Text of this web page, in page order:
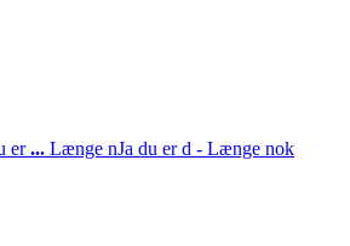
er... Længe nJa du er d - Længe nok